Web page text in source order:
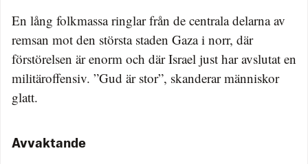
En lång folkmassa ringlar från de centrala delarna av
remsan mot den största staden Gaza i norr, där
förstörelsen är enorm och där Israel just har avslutat en
militäroffensiv. ”Gud är stor”, skanderar människor
glatt.
Avvaktande